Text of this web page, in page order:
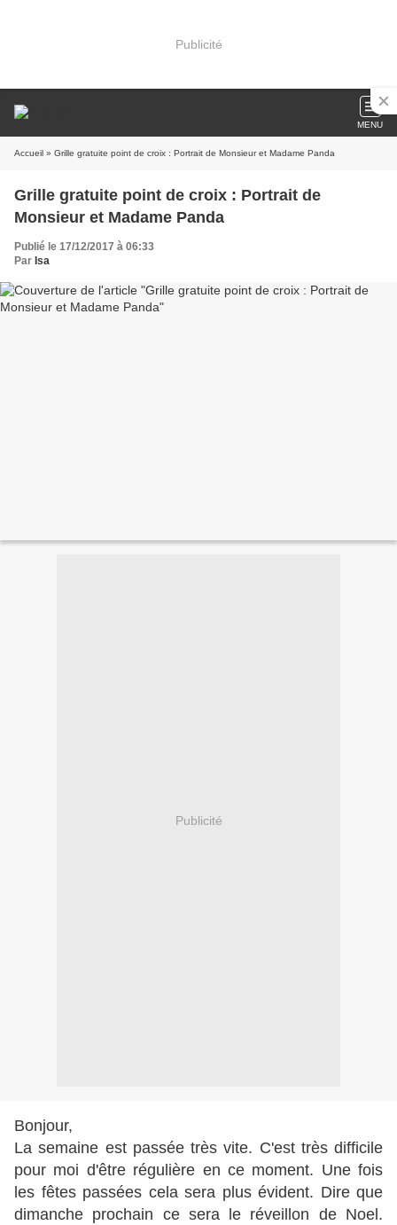
Publicité
MENU
Accueil » Grille gratuite point de croix : Portrait de Monsieur et Madame Panda
Grille gratuite point de croix : Portrait de
Monsieur et Madame Panda
Publié le 17/12/2017 à 06:33
Par Isa
Publicité
Bonjour,
La semaine est passée très vite. C'est très difficile
pour moi d'être régulière en ce moment. Une fois
les fêtes passées cela sera plus évident. Dire que
dimanche prochain ce sera le réveillon de Noel.